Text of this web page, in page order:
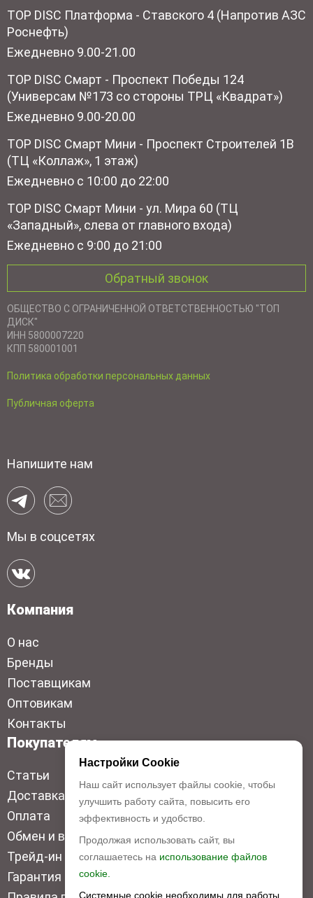
TOP DISC Платформа - Ставского 4 (Напротив АЗС
Роснефть)
Ежедневно 9.00-21.00
TOP DISC Смарт - Проспект Победы 124
(Универсам №173 со стороны ТРЦ «Квадрат»)
Ежедневно 9.00-20.00
TOP DISC Смарт Мини - Проспект Строителей 1В
(ТЦ «Коллаж», 1 этаж)
Ежедневно с 10:00 до 22:00
TOP DISC Смарт Мини - ул. Мира 60 (ТЦ
«Западный», слева от главного входа)
Ежедневно с 9:00 до 21:00
Обратный звонок
ОБЩЕСТВО С ОГРАНИЧЕННОЙ ОТВЕТСТВЕННОСТЬЮ "ТОП
ДИСК"
ИНН 5800007220
КПП 580001001
Политика обработки персональных данных
Публичная оферта
Напишите нам
Мы в соцсетях
Компания
О нас
Бренды
Поставщикам
Оптовикам
Контакты
Покупателям
Статьи
Доставка
Оплата
Обмен и возврат
Трейд-ин
Гарантия низкой цены
Настройки Cookie
Наш сайт использует файлы cookie, чтобы
улучшить работу сайта, повысить его
эффективность и удобство.
Продолжая использовать сайт, вы
соглашаетесь на использование файлов
cookie.
Системные cookie необходимы для работы